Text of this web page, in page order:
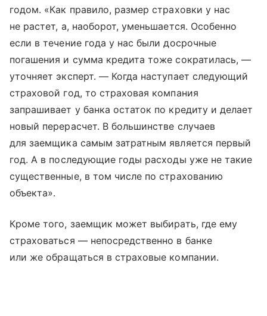
годом. «Как правило, размер страховки у нас
не растет, а, наоборот, уменьшается. Особенно
если в течение года у нас были досрочные
погашения и сумма кредита тоже сократилась, —
уточняет эксперт. — Когда наступает следующий
страховой год, то страховая компания
запрашивает у банка остаток по кредиту и делает
новый перерасчет. В большинстве случаев
для заемщика самым затратным является первый
год. А в последующие годы расходы уже не такие
существенные, в том числе по страхованию
объекта».
Кроме того, заемщик может выбирать, где ему
страховаться — непосредственно в банке
или же обращаться в страховые компании.